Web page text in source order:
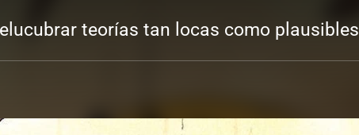
teorías tan locas como plausibles